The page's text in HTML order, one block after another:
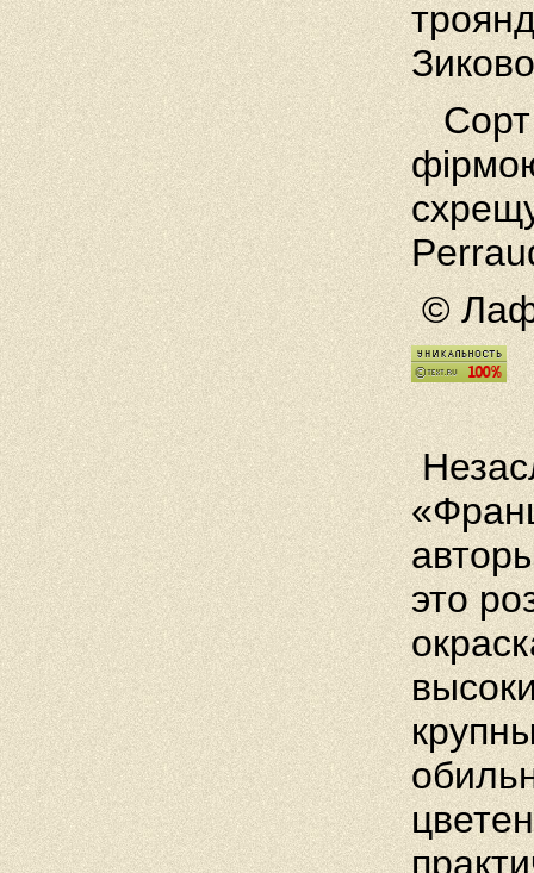
Сорт
©
это